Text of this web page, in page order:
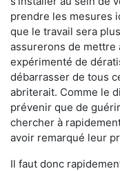
prendre les mesures
que le travail sera
assurerons de
expérimenté de
débarrasser de tous
abriterait. Comme le
prévenir que de
chercher à
avoir remarqué leur
Il faut donc